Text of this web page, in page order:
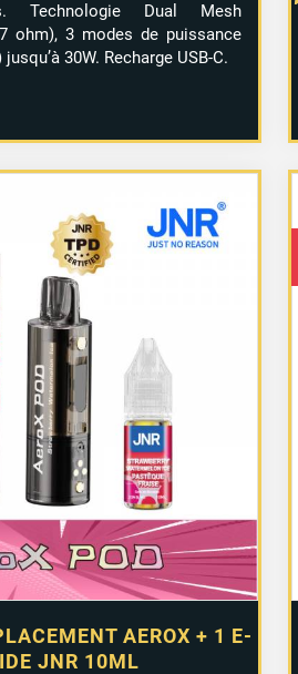
Technologie Dual Mesh
ohm), 3 modes de puissance
30W. Recharge USB-C.
AEROX + 1 E-
JNR 10ML